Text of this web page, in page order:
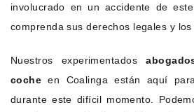
involucrado en un accidente de
comprenda sus derechos legales y los
Nuestros experimentados
coche en Coalinga están aquí
durante este difícil momento.